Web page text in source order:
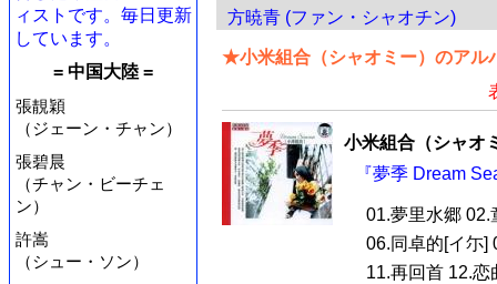
ィストです。毎日更新
しています。
= 中国大陸 =
張靚穎
（ジェーン・チャン）
張碧晨
（チャン・ビーチェ
ン）
許嵩
（シュー・ソン）
方暁青 (ファン・シャオチン)
★小米組合（シャオミー）のアル
小米組合（シャオ
『夢季 Dream
01.夢里水郷 02.
06.同卓的[イ尓]
11.再回首 12.恋